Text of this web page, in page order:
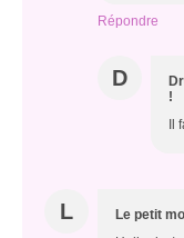
Répondre
D
!
L Le petit